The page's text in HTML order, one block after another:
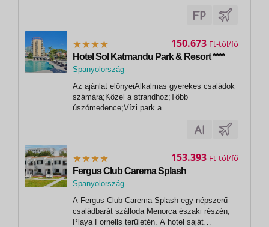
mind a családos utazóknak. A szálloda
közvetlen közelében található a híres Cala
Hotel Sol Katmandu Park & Resort ****
Spanyolország
Az ajánlat előnyeiAlkalmas gyerekes családok
számára;Közel a strandhoz;Több
úszómedence;Vízi park a
történő beutazáshoz érvényes útlevél vagy
személyi igazolvány szükséges, melynek az
lennie.Az ITAKA Smart ajánlatai...
150.673 Ft
Fergus Club Carema Splash
Spanyolország
A Fergus Club Carema Splash egy népszerű
családbarát szálloda Menorca északi részén,
Playa Fornells területén. A hotel saját
153.393 Ft